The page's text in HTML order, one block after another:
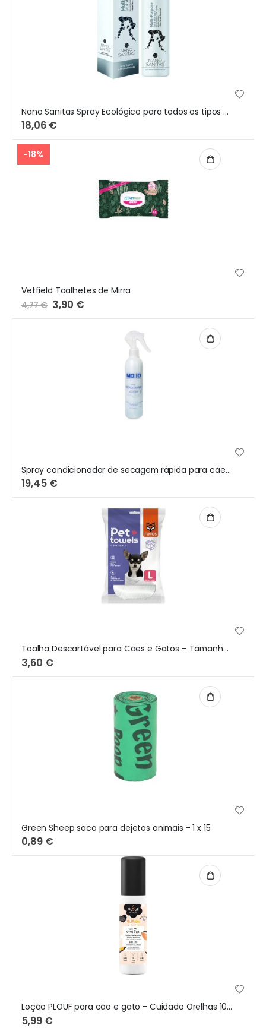
Nano Sanitas Spray Ecológico para todos os tipos de animais, pele e pelo 250 ml
18,06 €
-18%
Vetfield Toalhetes de Mirra
4,77 € Preço
Especial
3,90 €
Spray condicionador de secagem rápida para cães e gatos 250ML
19,45 €
Toalha Descartável para Cães e Gatos – Tamanho L
3,60 €
Green Sheep saco para dejetos animais - 1 x 15
0,89 €
Loção PLOUF para cão e gato - Cuidado Orelhas 100ml
5,99 €